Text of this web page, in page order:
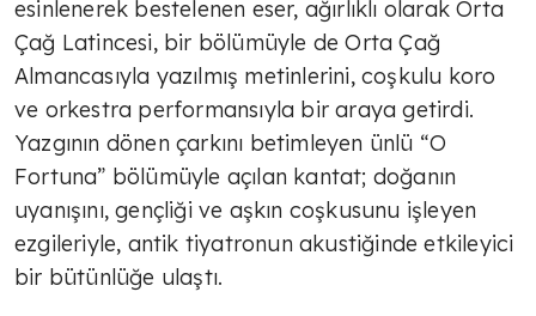
esinlenerek bestelenen eser, ağırlıklı olarak Orta
Çağ Latincesi, bir bölümüyle de Orta Çağ
Almancasıyla yazılmış metinlerini, coşkulu koro
ve orkestra performansıyla bir araya getirdi.
Yazgının dönen çarkını betimleyen ünlü “O
Fortuna” bölümüyle açılan kantat; doğanın
uyanışını, gençliği ve aşkın coşkusunu işleyen
ezgileriyle, antik tiyatronun akustiğinde etkileyici
bir bütünlüğe ulaştı.